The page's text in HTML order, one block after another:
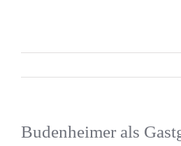
Budenheimer als